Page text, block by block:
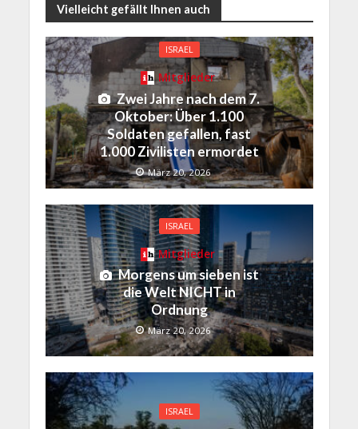
Vielleicht gefällt Ihnen auch
ISRAEL
Mitglieder
Zwei Jahre nach dem 7.
Oktober: Über 1.100
Soldaten gefallen, fast
1.000 Zivilisten ermordet
März 20, 2026
ISRAEL
Mitglieder
Morgens um sieben ist
die Welt NICHT in
Ordnung
März 20, 2026
ISRAEL